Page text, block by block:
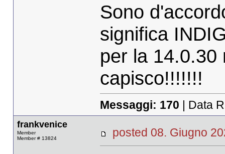
Sono
significa
per la 14.0.30
capisco!!!!!!!
Messaggi: 170 | Data
frankvenice
Member
Member # 13824
posted 08. Giugno